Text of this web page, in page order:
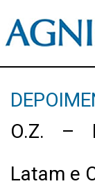
O.Z. –
Latam e